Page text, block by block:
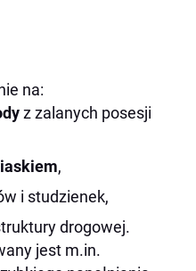
na:
z zalanych posesji
,
i studzienek,
drogowej.
jest m.in.